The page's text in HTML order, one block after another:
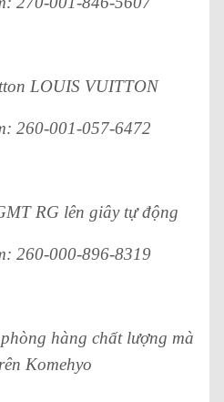
LOUIS VUITTON
260-001-057-6472
RG lên giây tự động
260-000-896-8319
hàng chất lượng mà
Komehyo